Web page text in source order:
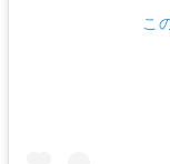
こ